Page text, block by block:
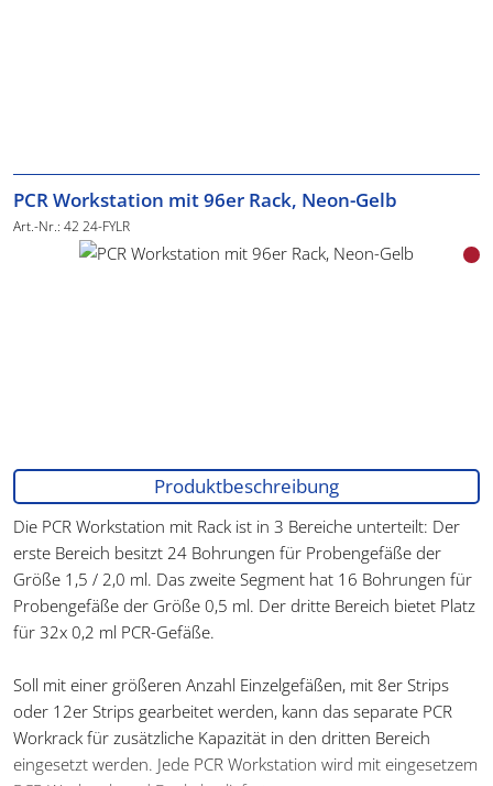
Produktbeschreibung
Die PCR Workstation mit Rack ist in 3 Bereiche unterteilt: Der
erste Bereich besitzt 24 Bohrungen für Probengefäße der
Größe 1,5 / 2,0 ml. Das zweite Segment hat 16 Bohrungen für
Probengefäße der Größe 0,5 ml. Der dritte Bereich bietet Platz
für 32x 0,2 ml PCR-Gefäße.
Soll mit einer größeren Anzahl Einzelgefäßen, mit 8er Strips
oder 12er Strips gearbeitet werden, kann das separate PCR
Workrack für zusätzliche Kapazität in den dritten Bereich
eingesetzt werden. Jede PCR Workstation wird mit eingesetzem
PCR Workstation mit 96er Rack, Neon-Gelb
Art.-Nr.: 42 24-FYLR